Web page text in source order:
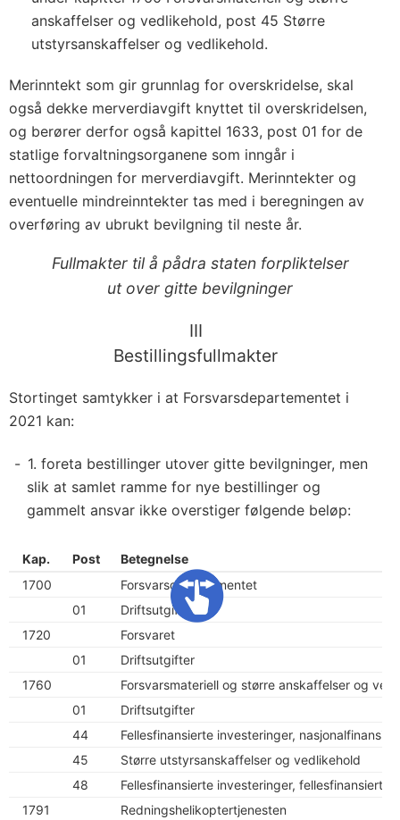
anskaffelser og vedlikehold, post 45 Større
utstyrsanskaffelser og vedlikehold.
Merinntekt som gir grunnlag for overskridelse, skal
også dekke merverdiavgift knyttet til overskridelsen,
og berører derfor også kapittel 1633, post 01 for de
statlige forvaltningsorganene som inngår i
nettoordningen for merverdiavgift. Merinntekter og
eventuelle mindreinntekter tas med i beregningen av
overføring av ubrukt bevilgning til neste år.
Fullmakter til å pådra staten forpliktelser
ut over gitte bevilgninger
III
Bestillingsfullmakter
Stortinget samtykker i at Forsvarsdepartementet i
2021 kan:
1. foreta bestillinger utover gitte bevilgninger, men
slik at samlet ramme for nye bestillinger og
gammelt ansvar ikke overstiger følgende beløp:
Kap. Post
Betegnelse
1700
Forsvarsdepartementet
01
Driftsutgifter
1720
Forsvaret
01
Driftsutgifter
1760
Forsvarsmateriell og større anskaffelser og
01
Driftsutgifter
44
Fellesfinansierte investeringer,
45
Større utstyrsanskaffelser og vedlikehold
48
Fellesfinansierte investeringer, fellesfinansiert
1791
Redningshelikoptertjenesten